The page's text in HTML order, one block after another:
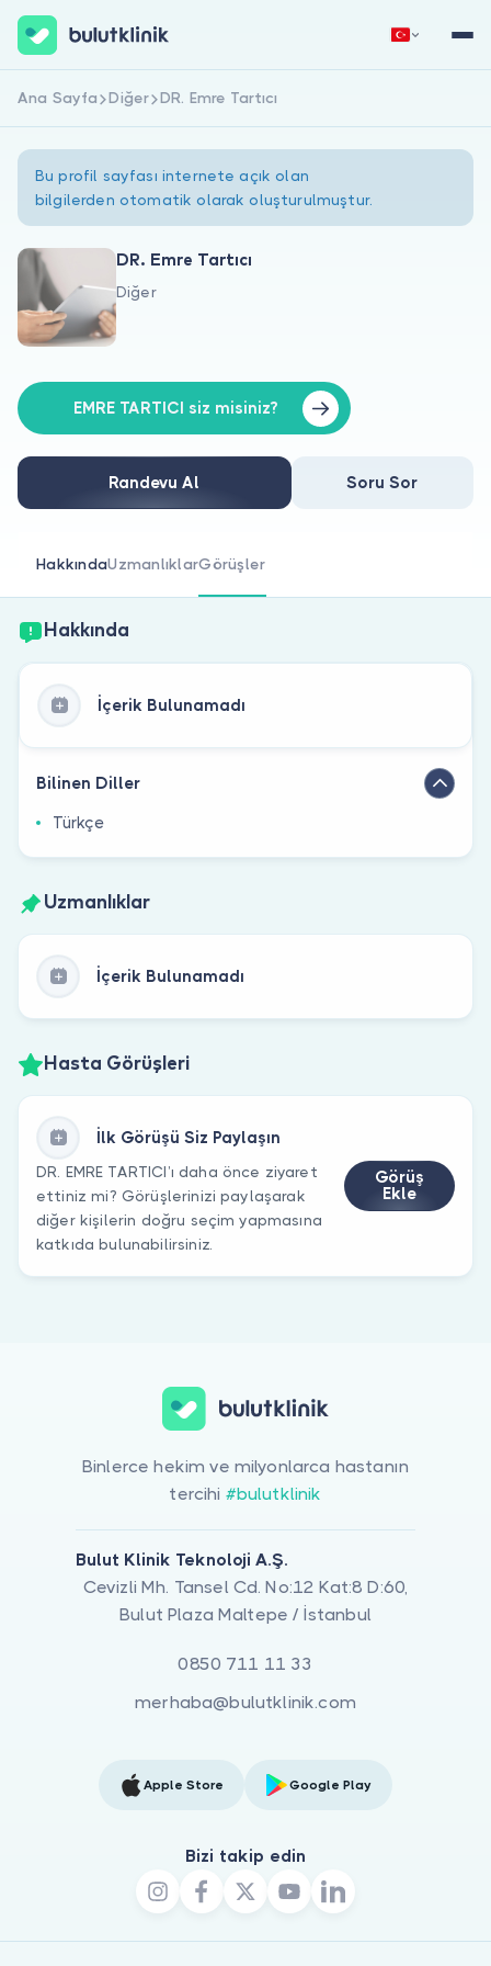
Hakkımızda
Doktorlar için
Doktor musunuz?
Hemen Kaydol
Ana Sayfa Diğer DR. Emre Tartıcı
Bu profil sayfası internete açık olan
bilgilerden otomatik olarak oluşturulmuştur.
DR. Emre Tartıcı
Diğer
EMRE TARTICI siz misiniz?
Randevu Al Soru Sor
HakkındaUzmanlıklarGörüşler
Hakkında
İçerik Bulunamadı
Bilinen Diller
Türkçe
Uzmanlıklar
İçerik Bulunamadı
Hasta Görüşleri
İlk Görüşü Siz Paylaşın
DR. EMRE TARTICI’ı daha önce ziyaret
ettiniz mi? Görüşlerinizi paylaşarak
diğer kişilerin doğru seçim yapmasına
katkıda bulunabilirsiniz.
Görüş
Ekle
Binlerce hekim ve milyonlarca hastanın
tercihi #bulutklinik
Bulut Klinik Teknoloji A.Ş.
Cevizli Mh. Tansel Cd. No:12 Kat:8 D:60,
Bulut Plaza Maltepe / İstanbul
0850 711 11 33
merhaba@bulutklinik.com
Apple Store Google Play
Bizi takip edin